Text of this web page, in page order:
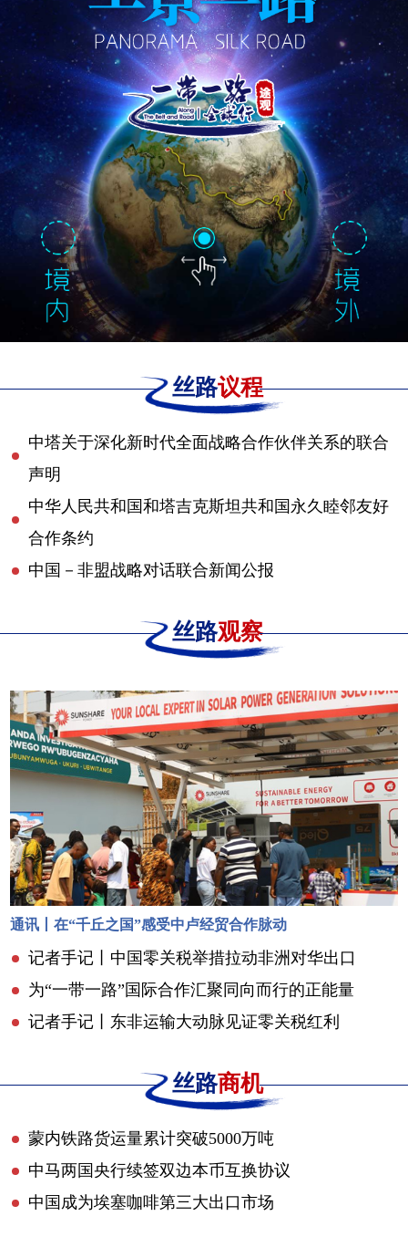
丝路议程
中塔关于深化新时代全面战略合作伙伴关系的联合
声明
中华人民共和国和塔吉克斯坦共和国永久睦邻友好
合作条约
中国－非盟战略对话联合新闻公报
丝路观察
通讯丨在“千丘之国”感受中卢经贸合作脉动
记者手记丨中国零关税举措拉动非洲对华出口
为“一带一路”国际合作汇聚同向而行的正能量
记者手记丨东非运输大动脉见证零关税红利
丝路商机
蒙内铁路货运量累计突破5000万吨
中马两国央行续签双边本币互换协议
中国成为埃塞咖啡第三大出口市场